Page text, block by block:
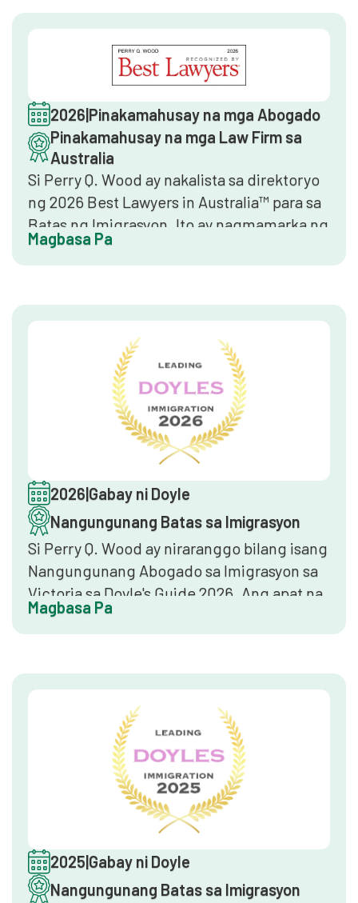
bilang isang nangungunang immigration
law practice sa Australia.
2026|Pinakamahusay na mga Abogado
Pinakamahusay na mga Law Firm sa
Australia
Si Perry Q. Wood ay nakalista sa direktoryo
ng 2026 Best Lawyers in Australia™ para sa
Batas ng Imigrasyon. Ito ay nagmamarka ng
patuloy na pagkilala sa pamamagitan ng
kumpidensyal na pagtatasa ng mga
ng pagsasanay at propesyonal na katayuan
sa loob ng komunidad ng batas ng
imigrasyon ng Australia.
Magbasa Pa
2026|Gabay ni Doyle
Nangungunang Batas sa Imigrasyon
Si Perry Q. Wood ay niraranggo bilang isang
Nangungunang Abogado sa Imigrasyon sa
Victoria sa Doyle's Guide 2026. Ang apat na
magkakasunod na taon ng pagsasama sa
Doyle's Guide ay nagtatatag ng isang
batas ng imigrasyon ng Australia.
Magbasa Pa
2025|Gabay ni Doyle
Nangungunang Batas sa Imigrasyon